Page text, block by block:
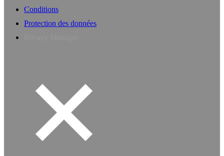
Conditions
Protection des données